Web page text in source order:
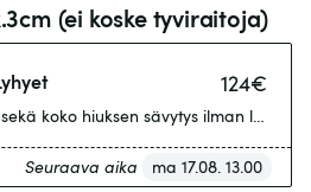
(ei koske tyviraitoja)
124€
koko hiuksen sävytys ilman
Seuraava aika ma 17.08. 13.00